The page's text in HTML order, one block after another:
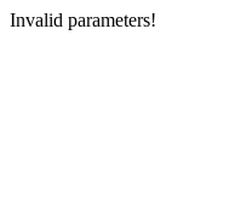
Invalid parameters!